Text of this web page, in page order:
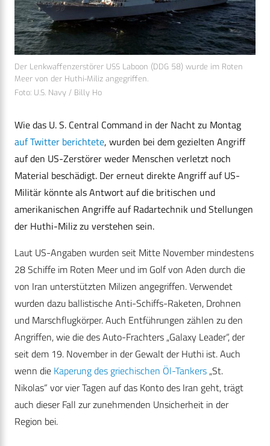
Der Lenkwaffenzerstörer USS Laboon (DDG 58) wurde im Roten
Meer von der Huthi-Miliz angegriffen.
Foto: U.S. Navy / Billy Ho
Wie das U. S. Central Command in der Nacht zu Montag
auf Twitter berichtete, wurden bei dem gezielten Angriff
auf den US-Zerstörer weder Menschen verletzt noch
Material beschädigt. Der erneut direkte Angriff auf US-
Militär könnte als Antwort auf die britischen und
amerikanischen Angriffe auf Radartechnik und Stellungen
der Huthi-Miliz zu verstehen sein.
Laut US-Angaben wurden seit Mitte November mindestens
28 Schiffe im Roten Meer und im Golf von Aden durch die
von Iran unterstützten Milizen angegriffen. Verwendet
wurden dazu ballistische Anti-Schiffs-Raketen, Drohnen
und Marschflugkörper. Auch Entführungen zählen zu den
Angriffen, wie die des Auto-Frachters „Galaxy Leader“, der
seit dem 19. November in der Gewalt der Huthi ist. Auch
wenn die Kaperung des griechischen Öl-Tankers „St.
Nikolas“ vor vier Tagen auf das Konto des Iran geht, trägt
auch dieser Fall zur zunehmenden Unsicherheit in der
Region bei.